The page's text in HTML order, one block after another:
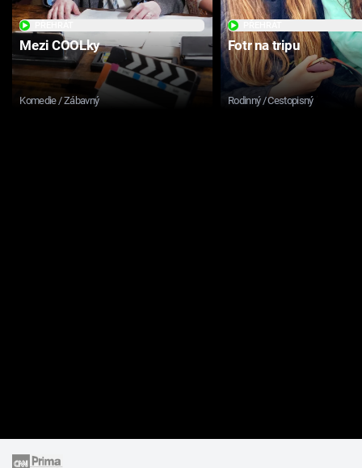
Mezi COOLky
Komedie / Zábavný
Fotr na tripu
Rodinný / Cestopisný